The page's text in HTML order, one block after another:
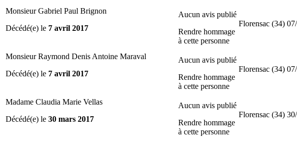
Monsieur Gabriel Paul Brignon
Décédé(e) le 7 avril 2017
Aucun avis publié
Rendre hommage
à cette personne
Florensac (34)
Monsieur Raymond Denis Antoine Maraval
Décédé(e) le 7 avril 2017
Aucun avis publié
Rendre hommage
à cette personne
Florensac (34)
Madame Claudia Marie Vellas
Décédé(e) le 30 mars 2017
Aucun avis publié
Rendre hommage
à cette personne
Florensac (34)